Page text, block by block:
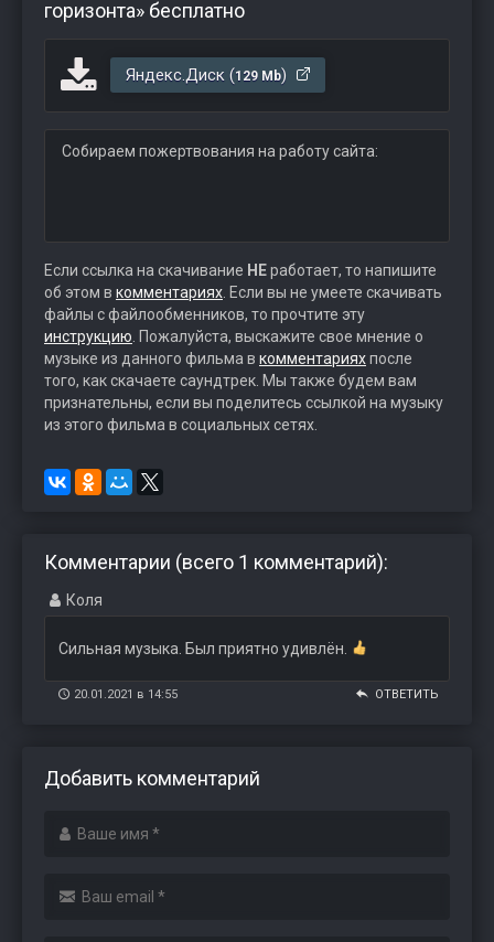
горизонта» бесплатно
Яндекс.Диск (129 Mb)
Собираем пожертвования на работу сайта:
Если ссылка на скачивание НЕработает, то напишите
об этом в комментариях . Если вы не умеете скачивать
файлы с файлообменников, то прочтите эту
инструкцию . Пожалуйста, выскажите свое мнение о
музыке из данного фильма в комментарияхпосле
того, как скачаете саундтрек. Мы также будем вам
признательны, если вы поделитесь ссылкой на музыку
из этого фильма в социальных сетях.
Комментарии (всего 1 комментарий):
Коля
Сильная музыка. Был приятно удивлён.
20.01.2021 в 14:55 ОТВЕТИТЬ
Добавить комментарий